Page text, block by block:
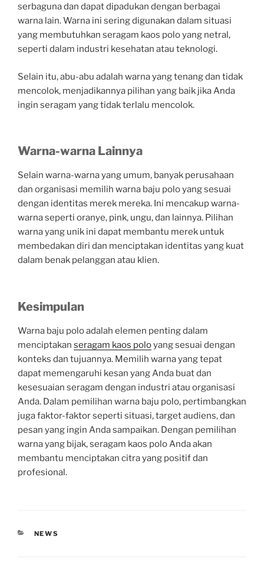
serbaguna dan dapat dipadukan dengan berbagai
warna lain. Warna ini sering digunakan dalam situasi
yang membutuhkan seragam kaos polo yang netral,
seperti dalam industri kesehatan atau teknologi.
Selain itu, abu-abu adalah warna yang tenang dan tidak
mencolok, menjadikannya pilihan yang baik jika Anda
ingin seragam yang tidak terlalu mencolok.
Warna-warna Lainnya
Selain warna-warna yang umum, banyak perusahaan
dan organisasi memilih warna baju polo yang sesuai
dengan identitas merek mereka. Ini mencakup warna-
warna seperti oranye, pink, ungu, dan lainnya. Pilihan
warna yang unik ini dapat membantu merek untuk
membedakan diri dan menciptakan identitas yang kuat
dalam benak pelanggan atau klien.
Kesimpulan
Warna baju polo adalah elemen penting dalam
menciptakan seragam kaos poloyang sesuai dengan
konteks dan tujuannya. Memilih warna yang tepat
dapat memengaruhi kesan yang Anda buat dan
kesesuaian seragam dengan industri atau organisasi
Anda. Dalam pemilihan warna baju polo, pertimbangkan
juga faktor-faktor seperti situasi, target audiens, dan
pesan yang ingin Anda sampaikan. Dengan pemilihan
warna yang bijak, seragam kaos polo Anda akan
membantu menciptakan citra yang positif dan
profesional.
CATEGORIES
NEWS